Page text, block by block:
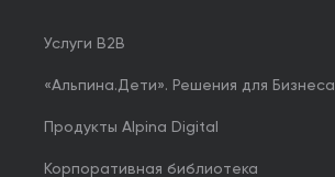
Услуги B2B
«Альпина.Дети». Решения для Бизнеса
Продукты Alpina Digital
Корпоративная библиотека